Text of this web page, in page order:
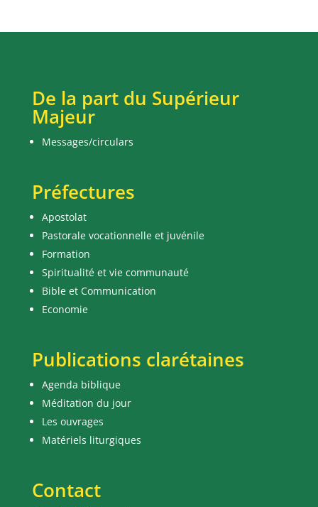
De la part du Supérieur
Majeur
Messages/circulars
Préfectures
Apostolat
Pastorale vocationnelle et juvénile
Formation
Spiritualité et vie communauté
Bible et Communication
Economie
Publications clarétaines
Agenda biblique
Méditation du jour
Les ouvrages
Matériels liturgiques
Contact